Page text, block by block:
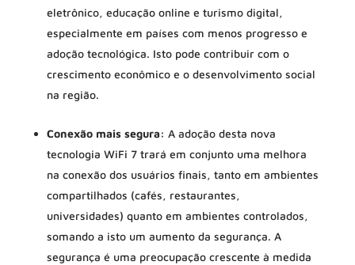
eletrônico, educação online e turismo digital,
especialmente em países com menos progresso e
adoção tecnológica. Isto pode contribuir com o
crescimento econômico e o desenvolvimento social
na região.
Conexão mais segura: A adoção desta nova
tecnologia WiFi 7 trará em conjunto uma melhora
na conexão dos usuários finais, tanto em ambientes
compartilhados (cafés, restaurantes,
universidades) quanto em ambientes controlados,
somando a isto um aumento da segurança. A
segurança é uma preocupação crescente à medida